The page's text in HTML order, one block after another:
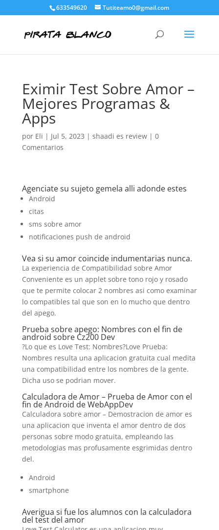
633549620 Tutiteamo0@gmail.com
Eximir Test Sobre Amor –
Mejores Programas &
Apps
por Eli | Jul 5, 2023 | shaadi es review| 0
Comentarios
Agenciate su sujeto gemela alli adonde estes
Android
citas
sms sobre amor
notificaciones push de android
Vea si su amor coincide indumentarias nunca.
La experiencia de Compatibilidad sobre Amor
Conveniente es un applet sobre tono rojo y rosado
que te permite colocar 2 nombres asi­ como examinar
lo compatibles tal que son en lo mucho que dentro
del apego.
Prueba sobre apego: Nombres con el fin de
android sobre Cz200 Dev
?Lo que es Love Test: Nombres?Love Prueba:
Nombres resulta una aplicacion gratuita cual medita
una compatibilidad entre los nombres de la gente.
Dicha uso se podri­an mover.
Calculadora de Amor – Prueba de Amor con el
fin de Android de WebAppDev
Calculadora sobre amor – Demostracion de amor es
una aplicacion que inventa el amor dentro de dos
personas sobre modo gratuita, empleando las
metodologias mas profusamente esgrimidas dentro
del.
Android
smartphone
Averigua si fue los alumnos con la calculadora
del test del amor